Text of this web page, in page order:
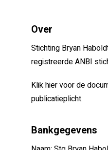
Over
Stichting Bryan
registreerde ANBI
Klik hier voor de
publicatieplicht.
Bankgegevens